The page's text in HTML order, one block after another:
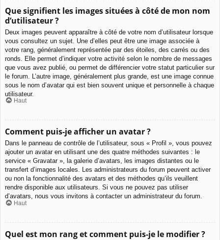
Que signifient les images situées à côté de mon nom
d’utilisateur ?
Deux images peuvent apparaître à côté de votre nom d’utilisateur lorsque
vous consultez un sujet. Une d’elles peut être une image associée à
votre rang, généralement représentée par des étoiles, des carrés ou des
ronds. Elle permet d’indiquer votre activité selon le nombre de messages
que vous avez publié, ou permet de différencier votre statut particulier sur
le forum. L’autre image, généralement plus grande, est une image connue
sous le nom d’avatar qui est bien souvent unique et personnelle à chaque
utilisateur.
Haut
Comment puis-je afficher un avatar ?
Dans le panneau de contrôle de l’utilisateur, sous « Profil », vous pouvez
ajouter un avatar en utilisant une des quatre méthodes suivantes : le
service « Gravatar », la galerie d’avatars, les images distantes ou le
transfert d’images locales. Les administrateurs du forum peuvent activer
ou non la fonctionnalité des avatars et des méthodes qu’ils veuillent
rendre disponible aux utilisateurs. Si vous ne pouvez pas utiliser
d’avatars, nous vous invitons à contacter un administrateur du forum.
Haut
Quel est mon rang et comment puis-je le modifier ?